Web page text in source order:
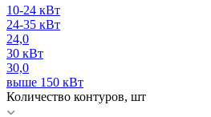
10-24 кВт
24-35 кВт
24,0
30 кВт
30,0
выше 150 кВт
Количество контуров, шт